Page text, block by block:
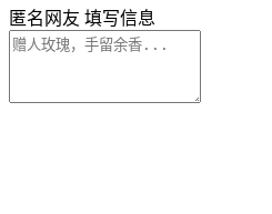
匿名网友 填写信息